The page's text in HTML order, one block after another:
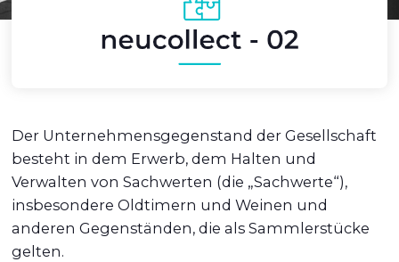
Der Unternehmensgegenstand der Gesellschaft
besteht in dem Erwerb, dem Halten und
Verwalten von Sachwerten (die „Sachwerte“),
insbesondere Oldtimern und Weinen und
anderen Gegenständen, die als Sammlerstücke
gelten.